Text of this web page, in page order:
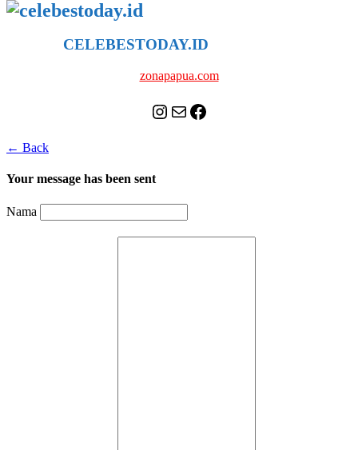
CELEBESTODAY.ID
zonapapua.com
Instagram
MailCelebes Today Social Media
← Back
Your message has been sent
Nama